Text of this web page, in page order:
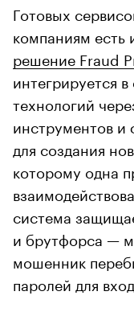
Готовых
компаниям есть
решение Fraud
интегрируется
технологий
инструментов и
для создания
которому одна
система
и брутфорса —
мошенник
паролей для